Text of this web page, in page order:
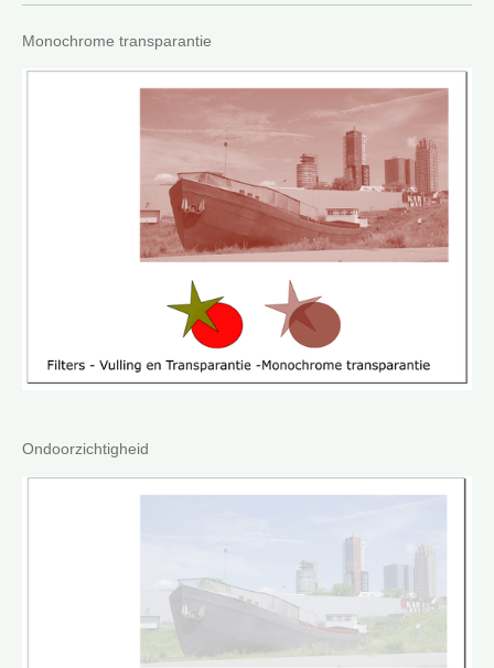
Monochrome transparantie
Ondoorzichtigheid